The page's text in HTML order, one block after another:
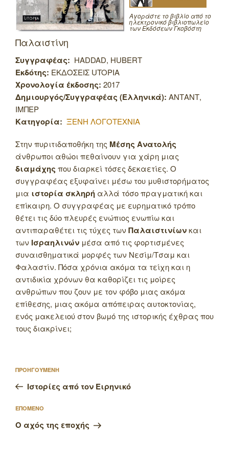
Αγοράστε το βιβλίο από το
ηλεκτρονικό βιβλιοπωλείο
των Εκδόσεων Γκοβόστη
Παλαιστίνη
Συγγραφέας: HADDAD, HUBERT
Εκδότης: ΕΚΔΟΣΕΙΣ UTOPIA
Χρονολογία έκδοσης: 2017
Δημιουργός/Συγγραφέας (Ελληνικά): ΑΝΤΑΝΤ,
ΙΜΠΕΡ
Κατηγορία: ΞΕΝΗ ΛΟΓΟΤΕΧΝΙΑ
Στην πυριτιδαποθήκη της Μέσης Ανατολής
άνθρωποι αθώοι πεθαίνουν για χάρη μιας
διαμάχης που διαρκεί τόσες δεκαετίες. Ο
συγγραφέας εξυφαίνει μέσω του μυθιστορήματος
μια ιστορία σκληρή αλλά τόσο πραγματική και
επίκαιρη. Ο συγγραφέας με ευρηματικό τρόπο
θέτει τις δύο πλευρές ενώπιος ενωπίω και
αντιπαραθέτει τις τύχες των Παλαιστινίωνκαι
των Ισραηλινών μέσα από τις φορτισμένες
συναισθηματικά μορφές των Νεσίμ/Τσαμ και
Φαλαστίν. Πόσα χρόνια ακόμα τα τείχη και η
αντιδικία χρόνων θα καθορίζει τις μοίρες
ανθρώπων που ζουν με τον φόβο μιας ακόμα
επίθεσης, μιας ακόμα απόπειρας αυτοκτονίας,
ενός μακελειού στον βωμό της ιστορικής έχθρας που
τους διακρίνει;
άρθρων
Προηγούμενο
άρθρο
ΠΡΟΗΓΟΥΜΕΝΗ
Ιστορίες από τον Ειρηνικό
Επόμενο
άρθρο
ΕΠΟΜΕΝΟ
Ο αχός της εποχής